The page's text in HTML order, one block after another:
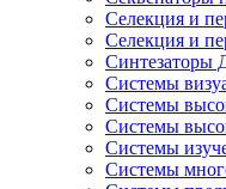
Селекция и
Селекция и
Системы
Системы
Системы
Системы
Системы